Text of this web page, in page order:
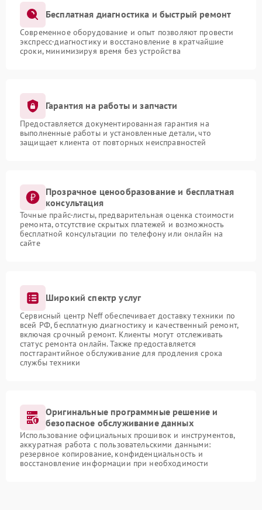
Бесплатная диагностика и быстрый ремонт
Современное оборудование и опыт позволяют провести
экспресс-диагностику и восстановление в кратчайшие
сроки, минимизируя время без устройства
Гарантия на работы и запчасти
Предоставляется документированная гарантия на
выполненные работы и установленные детали, что
защищает клиента от повторных неисправностей
Прозрачное ценообразование и бесплатная
консультация
Точные прайс-листы, предварительная оценка стоимости
ремонта, отсутствие скрытых платежей и возможность
бесплатной консультации по телефону или онлайн на
сайте
Широкий спектр услуг
Сервисный центр Neff обеспечивает доставку техники по
всей РФ, бесплатную диагностику и качественный ремонт,
включая срочный ремонт. Клиенты могут отслеживать
статус ремонта онлайн. Также предоставляется
постгарантийное обслуживание для продления срока
службы техники
Оригинальные программные решение и
безопасное обслуживание данных
Использование официальных прошивок и инструментов,
аккуратная работа с пользовательскими данными:
резервное копирование, конфиденциальность и
восстановление информации при необходимости